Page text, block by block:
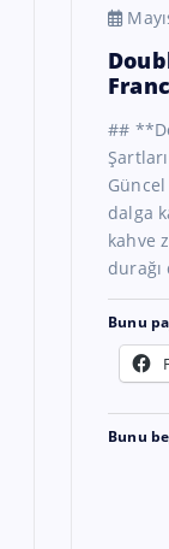
##
dalga
kahve
Bunu
Bunu